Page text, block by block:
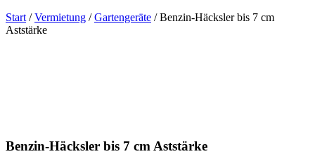
Start /Vermietung /Gartengeräte / Benzin-Häcksler bis 7 cm
Aststärke
Benzin-Häcksler bis 7 cm Aststärke